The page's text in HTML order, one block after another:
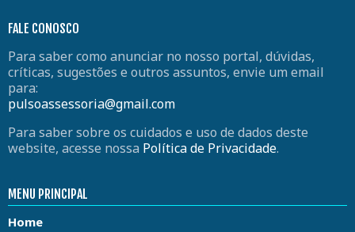
FALE CONOSCO
Para saber como anunciar no nosso portal, dúvidas,
críticas, sugestões e outros assuntos, envie um email
para:
pulsoassessoria@gmail.com
Para saber sobre os cuidados e uso de dados deste
website, acesse nossa Política de Privacidade.
MENU PRINCIPAL
Home